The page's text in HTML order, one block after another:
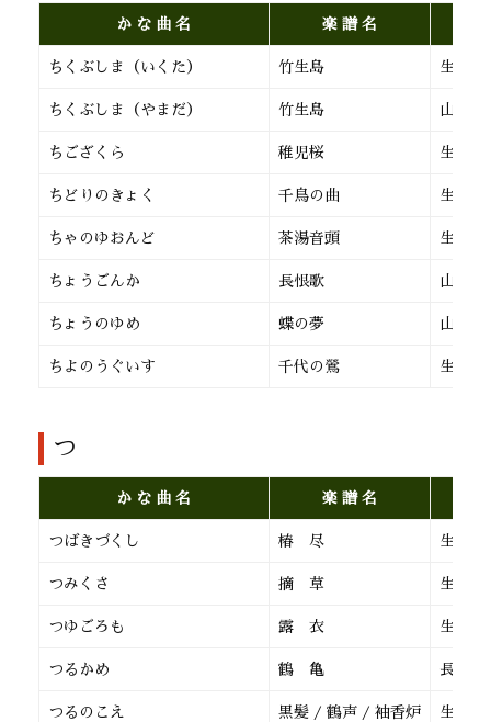
か な 曲 名 楽 譜 名
ちくぶしま（いくた） 竹生島 生田流
ちくぶしま（やまだ） 竹生島 山田流
ちござくら 稚児桜 生田流
ちどりのきょく 千鳥の曲 生田流
ちゃのゆおんど 茶湯音頭 生田流
ちょうごんか 長恨歌 山田流
ちょうのゆめ 蝶の夢 山田流
ちよのうぐいす 千代の鶯 生田流
つ
か な 曲 名 楽 譜 名
つばきづくし 椿 尽 生田流
つみくさ 摘 草 生田流
つゆごろも 露 衣 生田流
つるかめ 鶴 亀 長 唄
つるのこえ 黒髪 / 鶴声 / 袖香炉 生田流